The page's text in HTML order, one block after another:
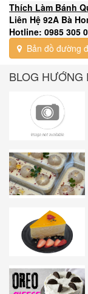
Thích Làm Bánh
Liên Hệ 92A Bà
Hotline: 0985 305
Bản đồ đường
BLOG HƯỚNG